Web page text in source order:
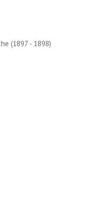
(1897 - 1898)